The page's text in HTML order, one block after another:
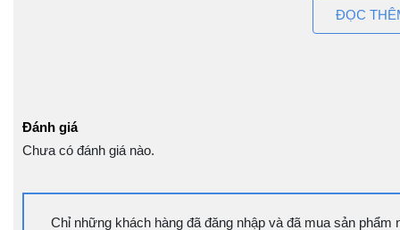
Tủ có khả năng làm lạnh cấp tốc khi bạn điều chỉnh
nén sẽ tăng tốc tối đa để nhiệt độ tại ngăn bạn
Ngăn đông mềm có nhiệt độ riêng biệt tại khoảng
trong ngăn lạnh chung. Điều này làm cho thực
Ngăn đông mềm này thường dành cho việc bảo
Với nhiệt độ đông mềm thấp, bạn có thể bảo quản
ĐỌC
Đánh giá
Chưa có đánh giá nào.
Chỉ những khách hàng đã đăng nhập và đã mua sản phẩm